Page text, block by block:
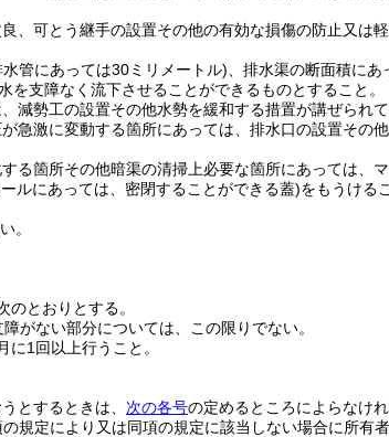
、可とう継手の設置その他の有効な損傷の防止又は
管にあっては30ミリメートル) 、排水渠の断面積に
支障なく流下させることができるものとすること。
勢工の設置その他水勢を緩和する措置が講ぜられて
急激に変動する箇所にあっては、排水口の設置その
箇所その他暗渠の清掃上必要な箇所にあっては、マ
ルにあっては、密閉することができる蓋)をもうける
。
とおりとする。
がない部分については、この限りでない。
1回以上行うこと。
とするときは、 次の各号の定めるところによらなけれ
規定により又は同項の規定に該当しない場合に所有